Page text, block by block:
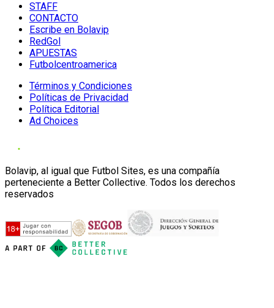
STAFF
CONTACTO
Escribe en Bolavip
RedGol
APUESTAS
Futbolcentroamerica
Términos y Condiciones
Políticas de Privacidad
Política Editorial
Ad Choices
Bolavip, al igual que Futbol Sites, es una compañía
perteneciente a Better Collective. Todos los derechos
reservados